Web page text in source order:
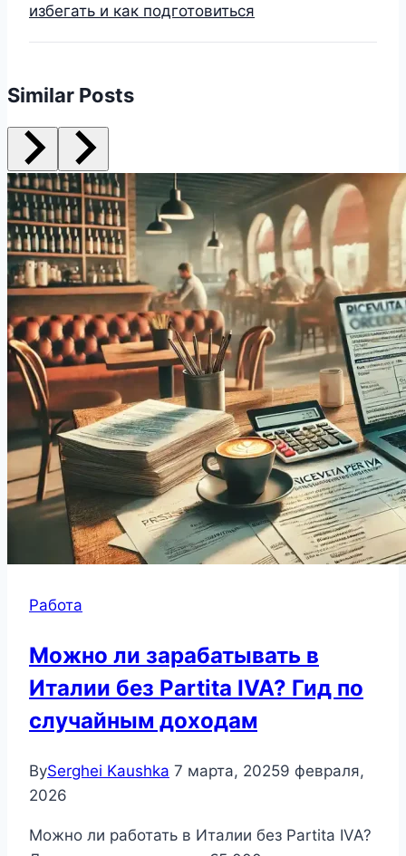
избегать и как подготовиться
Similar Posts
Работа
Можно ли зарабатывать в
Италии без Partita IVA? Гид по
случайным доходам
BySerghei Kaushka 7 марта, 20259 февраля,
2026
Можно ли работать в Италии без Partita IVA?